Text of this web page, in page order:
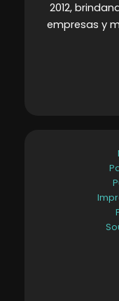
2012,
empresas y